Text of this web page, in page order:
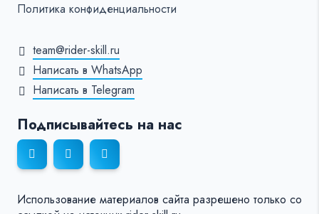
Политика конфиденциальности
team@rider-skill.ru
Написать в WhatsApp
Написать в Telegram
Подписывайтесь на нас
Использование материалов сайта разрешено только со